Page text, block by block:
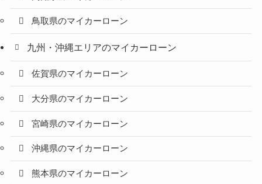
鳥取県のマイカーローン
九州・沖縄エリアのマイカーローン
佐賀県のマイカーローン
大分県のマイカーローン
宮崎県のマイカーローン
沖縄県のマイカーローン
熊本県のマイカーローン